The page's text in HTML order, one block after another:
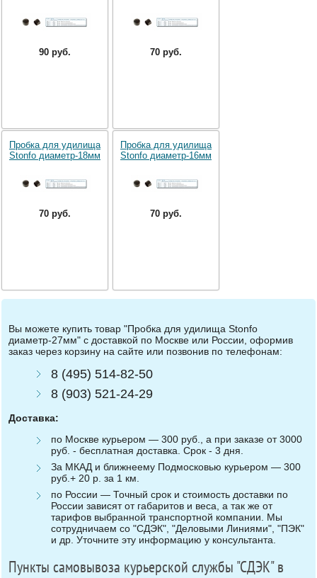
90 руб. 70 руб.
Пробка для удилища
Stonfo диаметр-18мм
70 руб.
Пробка для удилища
Stonfo диаметр-16мм
70 руб.
Вы можете купить товар "Пробка для удилища Stonfo
диаметр-27мм" с доставкой по Москве или России, оформив
заказ через корзину на сайте или позвонив по телефонам:
8 (495) 514-82-50
8 (903) 521-24-29
Доставка:
по Москве курьером — 300 руб., а при заказе от 3000
руб. - бесплатная доставка. Срок - 3 дня.
За МКАД и ближнеему Подмосковью курьером — 300
руб.+ 20 р. за 1 км.
по России — Точный срок и стоимость доставки по
России зависят от габаритов и веса, а так же от
тарифов выбранной транспортной компании. Мы
сотрудничаем со "СДЭК", "Деловыми Линиями", "ПЭК"
и др. Уточните эту информацию у консультанта.
Пункты самовывоза курьерской службы "СДЭК" в